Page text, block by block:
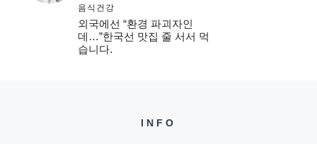
음식건강
외국에선 “환경 파괴자인
데…”한국선 맛집 줄 서서 먹
습니다.
INFO